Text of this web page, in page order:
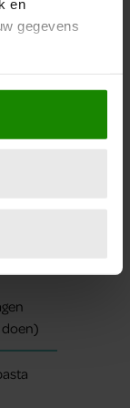
en
gegevens
kan zijn
(fingerprinting)
te
te bieden
onze
analyse. Deze
doen)